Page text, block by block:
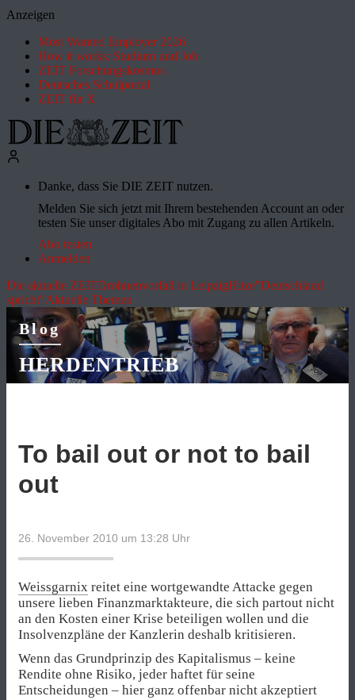
Anzeigen
Most Wanted Employer 2026
How it works: Studium und Job
ZEIT Forschungskosmos
Deutsches Schulportal
ZEIT für X
Danke, dass Sie DIE ZEIT nutzen.
Melden Sie sich jetzt mit Ihrem bestehenden Account an oder
testen Sie unser digitales Abo mit Zugang zu allen Artikeln.
Abo testen
Anmelden
Die aktuelle ZEITDrohnenvorfall in LeipzigHitze"Deutschland
spricht"Aktuelle Themen
Blog
HERDENTRIEB
To bail out or not to bail
out
26. November 2010 um 13:28 Uhr
Weissgarnix reitet eine wortgewandte Attacke gegen
unsere lieben Finanzmarktakteure, die sich partout nicht
an den Kosten einer Krise beteiligen wollen und die
Insolvenzpläne der Kanzlerin deshalb kritisieren.
Wenn das Grundprinzip des Kapitalismus – keine
Rendite ohne Risiko, jeder haftet für seine
Entscheidungen – hier ganz offenbar nicht akzeptiert